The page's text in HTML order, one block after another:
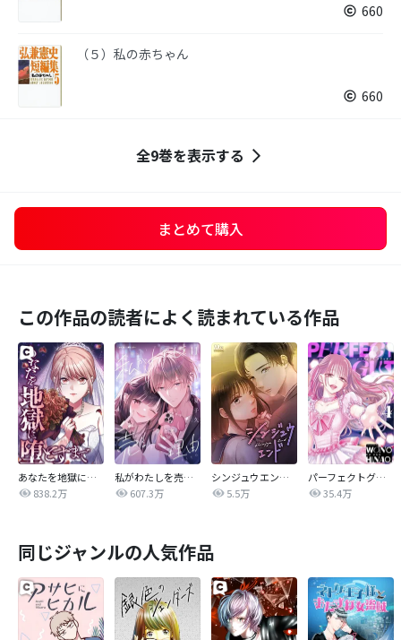
660
（５）私の赤ちゃん
660
全9巻を表示する
まとめて購入
この作品の読者によく読まれている作品
あなたを地獄に堕とすまで
838.2万
私がわたしを売る理由
607.3万
シンジュウエンド【タテヨミ】
5.5万
パーフェクトグリッター
35.4万
同じジャンルの人気作品